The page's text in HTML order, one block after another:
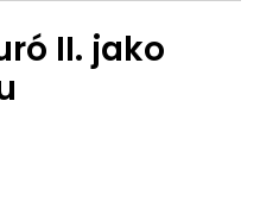
II. jako